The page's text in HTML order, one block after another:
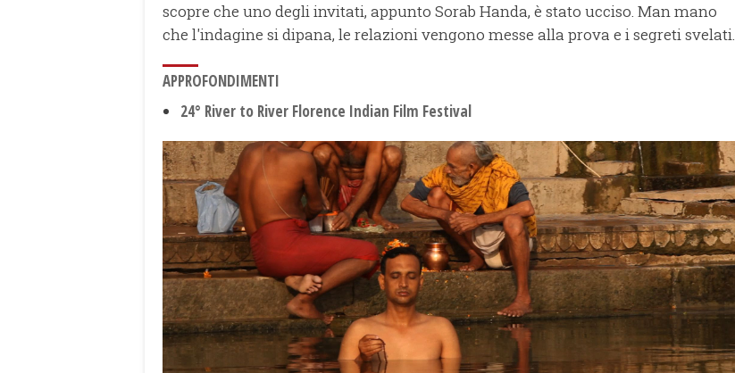
scopre che uno degli invitati, appunto Sorab Handa, è stato ucciso. Man mano
che l'indagine si dipana, le relazioni vengono messe alla prova e i segreti svelati.
APPROFONDIMENTI
24° River to River Florence Indian Film Festival